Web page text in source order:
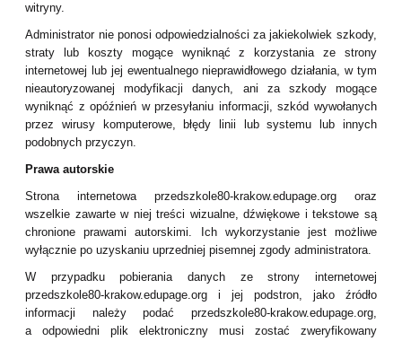
witryny.
Administrator nie ponosi odpowiedzialności za jakiekolwiek szkody,
straty lub koszty mogące wyniknąć z korzystania ze strony
internetowej lub jej ewentualnego nieprawidłowego działania, w tym
nieautoryzowanej modyfikacji danych, ani za szkody mogące
wyniknąć z opóźnień w przesyłaniu informacji, szkód wywołanych
przez wirusy komputerowe, błędy linii lub systemu lub innych
podobnych przyczyn.
Prawa autorskie
Strona internetowa przedszkole80-krakow.edupage.org oraz
wszelkie zawarte w niej treści wizualne, dźwiękowe i tekstowe są
chronione prawami autorskimi. Ich wykorzystanie jest możliwe
wyłącznie po uzyskaniu uprzedniej pisemnej zgody administratora.
W przypadku pobierania danych ze strony internetowej
przedszkole80-krakow.edupage.org i jej podstron, jako źródło
informacji należy podać przedszkole80-krakow.edupage.org,
a odpowiedni plik elektroniczny musi zostać zweryfikowany